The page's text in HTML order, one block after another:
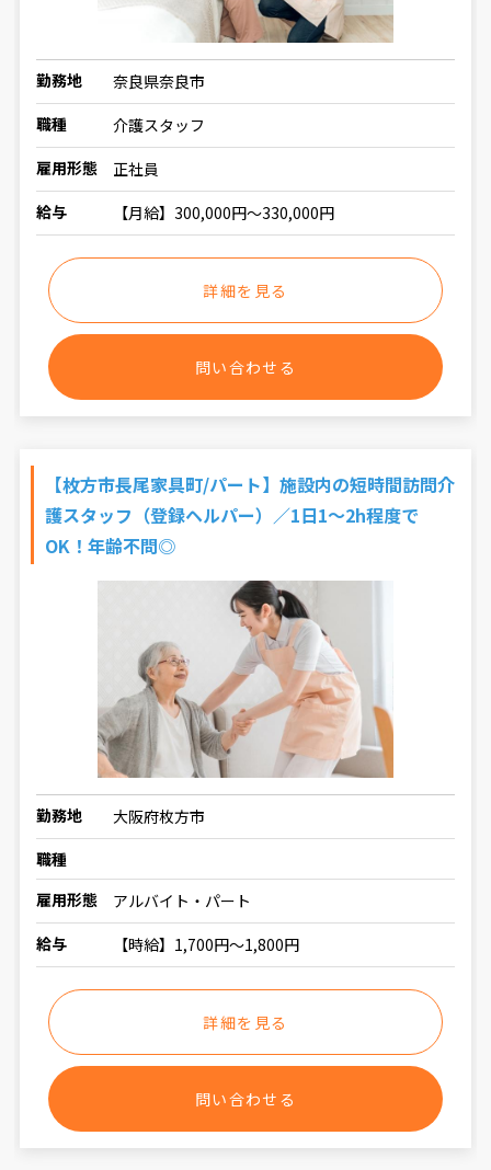
勤務地
奈良県奈良市
職種
介護スタッフ
雇用形態
正社員
給与
【月給】300,000円～330,000円
詳細を見る
問い合わせる
【枚方市長尾家具町/パート】施設内の短時間訪問介
護スタッフ（登録ヘルパー）／1日1～2h程度で
OK！年齢不問◎
勤務地
大阪府枚方市
職種
雇用形態
アルバイト・パート
給与
【時給】1,700円～1,800円
詳細を見る
問い合わせる